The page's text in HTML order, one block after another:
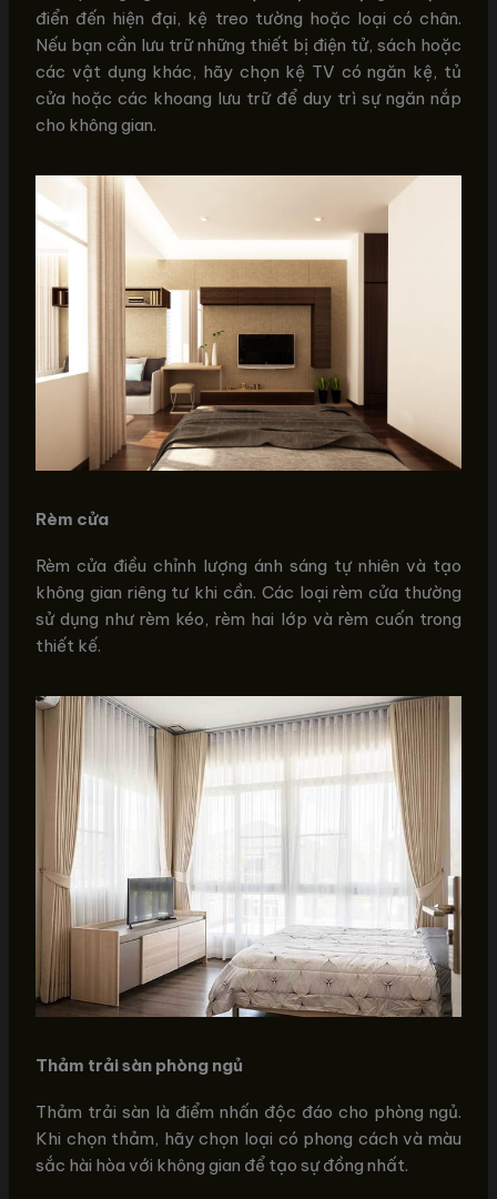
điển đến hiện đại, kệ treo tường hoặc loại có chân.
Nếu bạn cần lưu trữ những thiết bị điện tử, sách hoặc
các vật dụng khác, hãy chọn kệ TV có ngăn kệ, tủ
cửa hoặc các khoang lưu trữ để duy trì sự ngăn nắp
cho không gian.
Rèm cửa
Rèm cửa điều chỉnh lượng ánh sáng tự nhiên và tạo
không gian riêng tư khi cần. Các loại rèm cửa thường
sử dụng như rèm kéo, rèm hai lớp và rèm cuốn trong
thiết kế.
Thảm trải sàn phòng ngủ
Thảm trải sàn là điểm nhấn độc đáo cho phòng ngủ.
Khi chọn thảm, hãy chọn loại có phong cách và màu
sắc hài hòa với không gian để tạo sự đồng nhất.